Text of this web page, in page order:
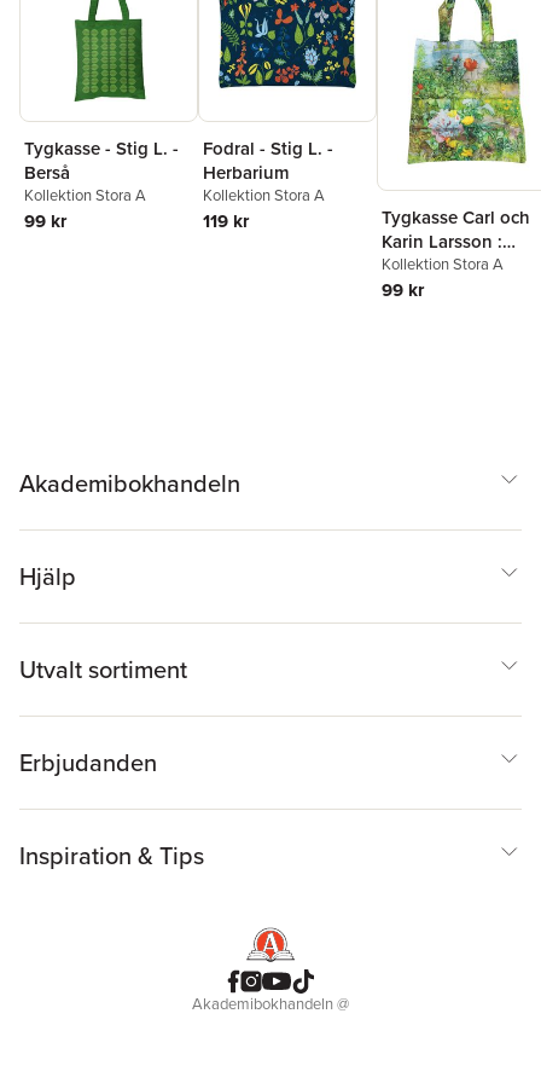
Tygkasse - Stig L. -
Berså
Kollektion Stora A
99 kr
Fodral - Stig L. -
Herbarium
Kollektion Stora A
119 kr
Tygkasse Carl och
Karin Larsson :
Sommar i
Kollektion Stora A
99 kr
Akademibokhandeln
Hjälp
Utvalt sortiment
Erbjudanden
Inspiration & Tips
Akademibokhandeln@